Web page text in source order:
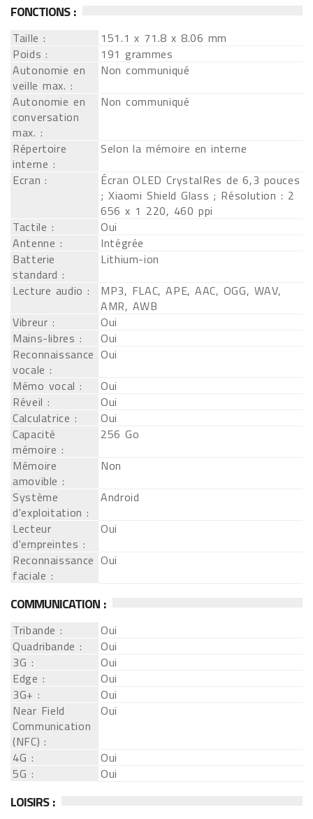
FONCTIONS :
Taille :
151.1 x 71.8 x 8.06 mm
Poids :
191 grammes
Autonomie en
veille max. :
Non communiqué
Autonomie en
conversation
max. :
Non communiqué
Répertoire
interne :
Selon la mémoire en interne
Ecran :
Écran OLED CrystalRes de 6,3 pouces
; Xiaomi Shield Glass ; Résolution : 2
656 x 1 220, 460 ppi
Tactile :
Oui
Antenne :
Intégrée
Batterie
standard :
Lithium-ion
Lecture audio :
MP3, FLAC, APE, AAC, OGG, WAV,
AMR, AWB
Vibreur :
Oui
Mains-libres :
Oui
Reconnaissance
vocale :
Oui
Mémo vocal :
Oui
Réveil :
Oui
Calculatrice :
Oui
Capacité
mémoire :
256 Go
Mémoire
amovible :
Non
Système
d'exploitation :
Android
Lecteur
d'empreintes :
Oui
Reconnaissance
faciale :
Oui
COMMUNICATION :
Tribande :
Oui
Quadribande :
Oui
3G :
Oui
Edge :
Oui
3G+ :
Oui
Near Field
Communication
(NFC) :
Oui
4G :
Oui
5G :
Oui
LOISIRS :